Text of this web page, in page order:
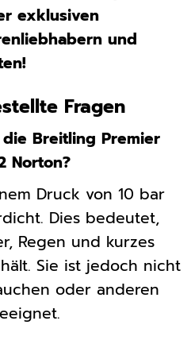
exklusiven
und
Fragen
Breitling Premier
Norton?
Druck von 10 bar
Dies bedeutet,
Regen und kurzes
Sie ist jedoch nicht
oder anderen